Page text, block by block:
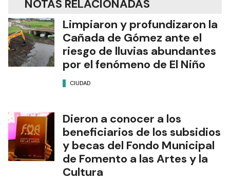
NOTAS RELACIONADAS
Limpiaron y profundizaron la
Cañada de Gómez ante el
riesgo de lluvias abundantes
por el fenómeno de El Niño
CIUDAD
Dieron a conocer a los
beneficiarios de los subsidios
y becas del Fondo Municipal
de Fomento a las Artes y la
Cultura